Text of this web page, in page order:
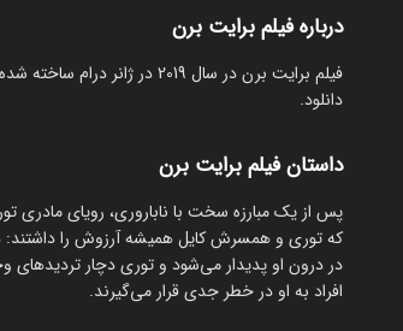
درباره فیلم برایت برن
دانلود.
داستان فیلم برایت برن
پس از یک مبارزه سخت با ناباروری، رویای
که توری و همسرش کایل همیشه آرزوش را داشتند:
در درون او پدیدار می‌شود و توری دچار
افراد به او در خطر جدی قرار می‌گیرند.